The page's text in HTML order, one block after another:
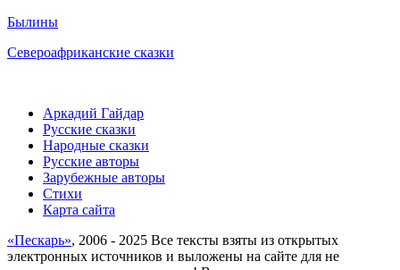
Былины
Североафриканские сказки
Аркадий Гайдар
Русские сказки
Народные сказки
Русские авторы
Зарубежные авторы
Стихи
Карта сайта
«Пескарь», 2006 - 2025 Все тексты взяты из открытых
электронных источников и выложены на сайте для не